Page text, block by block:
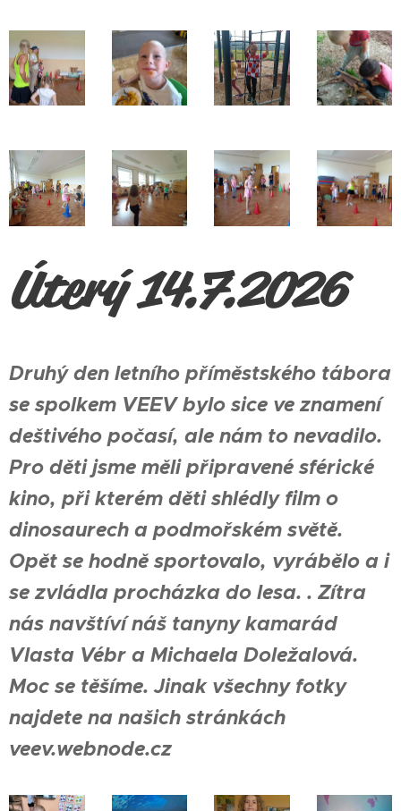
Úterý 14.7.2026
Druhý den letního příměstského tábora
se spolkem VEEV bylo sice ve znamení
deštivého počasí, ale nám to nevadilo.
Pro děti jsme měli připravené sférické
kino, při kterém děti shlédly film o
dinosaurech a podmořském světě.
Opět se hodně sportovalo, vyrábělo a i
se zvládla procházka do lesa. . Zítra
nás navštíví náš tanyny kamarád
Vlasta Vébr a Michaela Doležalová.
Moc se těšíme. Jinak všechny fotky
najdete na našich stránkách
veev.webnode.cz